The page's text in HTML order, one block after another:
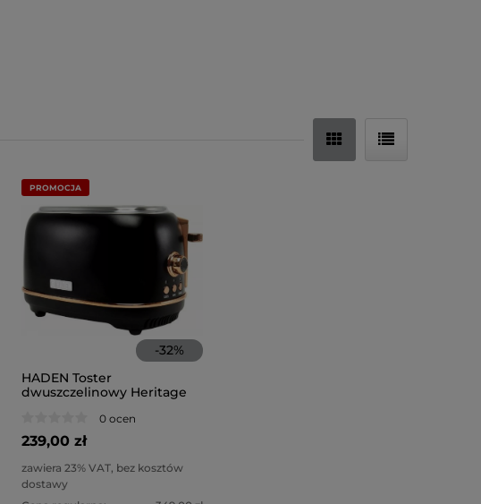
-32%
HADEN Toster
dwuszczelinowy Heritage
0 ocen
239,00 zł
zawiera 23% VAT, bez kosztów
dostawy
PROMOCJA